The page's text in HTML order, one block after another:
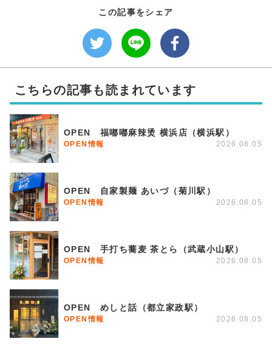
この記事をシェア
こちらの記事も読まれています
OPEN 福嘟嘟麻辣烫 横浜店（横浜駅）
OPEN情報 2026.08.05
OPEN 自家製麺 あいづ（菊川駅）
OPEN情報 2026.08.05
OPEN 手打ち蕎麦 茶とら（武蔵小山駅）
OPEN情報 2026.08.05
OPEN めしと話（都立家政駅）
OPEN情報 2026.08.05